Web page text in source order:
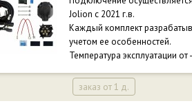
Jolion с 2021 г.в.
Каждый комплект
учетом ее особенностей.
Температура эксплуатации от
заказ от 1 д.